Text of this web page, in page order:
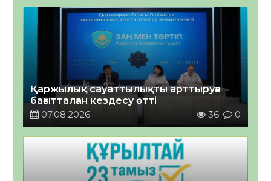
Қаржылық сауаттылықты арттыруға
бағытталған кездесу өтті
07.08.2026
36 0